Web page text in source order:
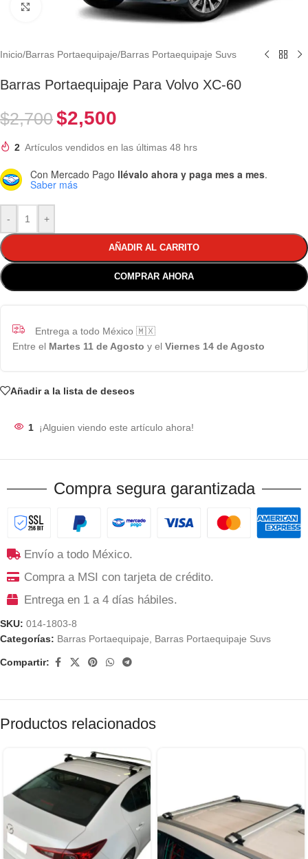
Clic para ampliar
Inicio/Barras Portaequipaje/Barras Portaequipaje Suvs
Barras Portaequipaje Para Volvo XC-60
$2,700$2,500
2 Artículos vendidos en las últimas 48 hrs
Con Mercado Pago llévalo ahora y paga mes a mes.
Saber más
- +
AÑADIR AL CARRITO
COMPRAR AHORA
Entrega a todo México 🇲🇽
Entre el Martes 11 de Agosto y el Viernes 14 de Agosto
Añadir a la lista de deseos
1 ¡Alguien viendo este artículo ahora!
Compra segura garantizada
Envío a todo México.
Compra a MSI con tarjeta de crédito.
Entrega en 1 a 4 días hábiles.
SKU: 014-1803-8
Categorías: Barras Portaequipaje Barras Portaequipaje Suvs
Compartir:
Productos relacionados